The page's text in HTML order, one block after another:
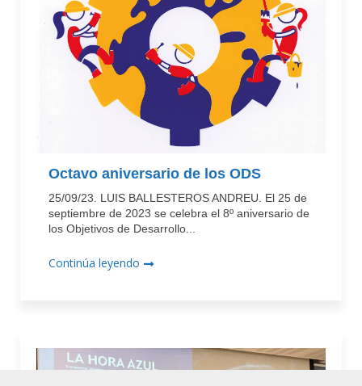
Octavo aniversario de los ODS
25/09/23. LUIS BALLESTEROS ANDREU. El 25 de
septiembre de 2023 se celebra el 8º aniversario de
los Objetivos de Desarrollo...
Continúa leyendo